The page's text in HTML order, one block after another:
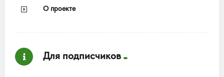
О проекте
Для подписчиков